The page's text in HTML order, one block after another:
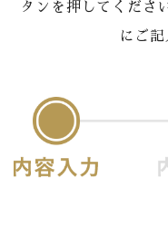
Chapel
Food
Movie
タンを押してくださ
にご記